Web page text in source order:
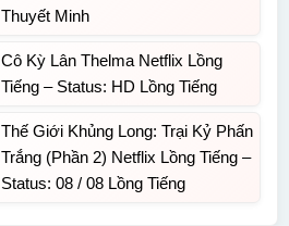
Thuyết Minh
Cô Kỳ Lân Thelma Netflix Lồng
Tiếng – Status: HD Lồng Tiếng
Thế Giới Khủng Long: Trại Kỷ Phấn
Trắng (Phần 2) Netflix Lồng Tiếng –
Status: 08 / 08 Lồng Tiếng